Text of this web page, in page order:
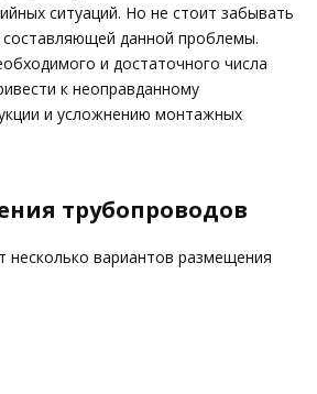
ситуаций. Но не стоит забывать
данной проблемы.
и достаточного числа
к неоправданному
и усложнению монтажных
трубопроводов
вариантов размещения